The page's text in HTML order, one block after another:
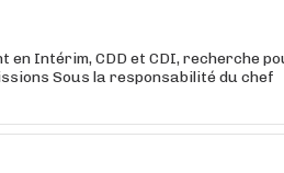
Intérim, CDD et CDI, recherche
Sous la responsabilité du chef